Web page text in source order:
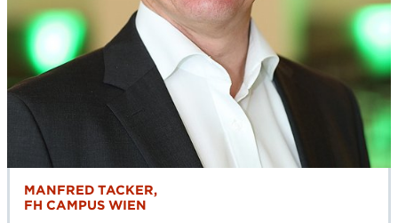
MANFRED TACKER,
FH CAMPUS WIEN